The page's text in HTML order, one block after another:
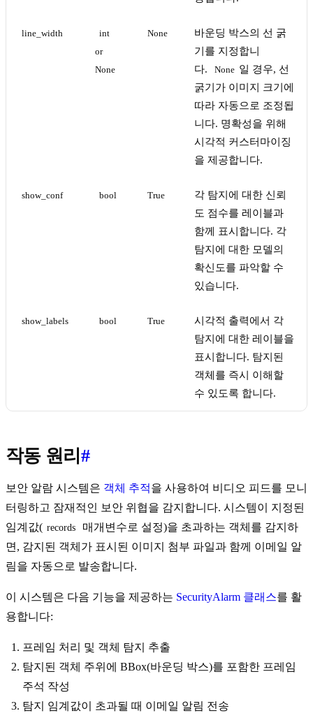
line_width
int
or
None
None
바운딩 박스의 선 굵
기를 지정합니
다.
None 일 경우, 선
굵기가 이미지 크기에
따라 자동으로 조정됩
니다. 명확성을 위해
시각적 커스터마이징
을 제공합니다.
show_conf bool True
각 탐지에 대한 신뢰
도 점수를 레이블과
함께 표시합니다. 각
탐지에 대한 모델의
확신도를 파악할 수
있습니다.
show_labels bool True
시각적 출력에서 각
탐지에 대한 레이블을
표시합니다. 탐지된
객체를 즉시 이해할
수 있도록 합니다.
작동 원리 #
보안 알람 시스템은 객체 추적을 사용하여 비디오 피드를 모니
터링하고 잠재적인 보안 위협을 감지합니다. 시스템이 지정된
임계값( records
매개변수로 설정)을 초과하는 객체를 감지하
면, 감지된 객체가 표시된 이미지 첨부 파일과 함께 이메일 알
림을 자동으로 발송합니다.
이 시스템은 다음 기능을 제공하는 SecurityAlarm 클래스를 활
용합니다:
프레임 처리 및 객체 탐지 추출
탐지된 객체 주위에 BBox(바운딩 박스)를 포함한 프레임
주석 작성
탐지 임계값이 초과될 때 이메일 알림 전송